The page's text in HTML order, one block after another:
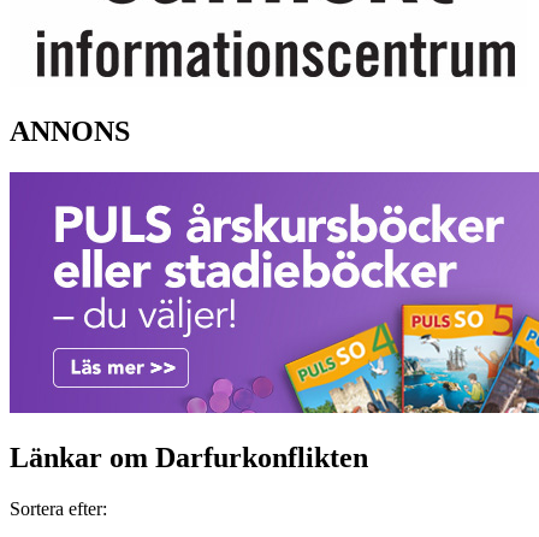
ANNONS
Länkar om Darfurkonflikten
Sortera efter: